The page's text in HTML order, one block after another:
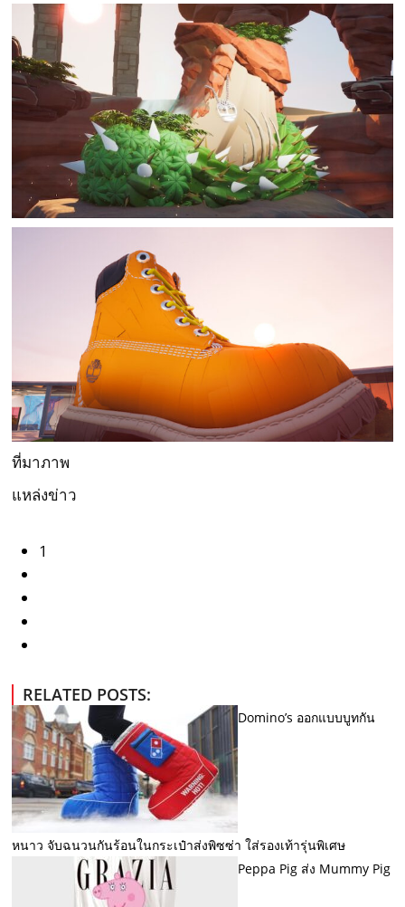
ที่มาภาพ
แหล่งข่าว
1
RELATED POSTS:
Domino’s ออกแบบบูทกัน
หนาว จับฉนวนกันร้อนในกระเป๋าส่งพิซซ่า ใส่รองเท้ารุ่นพิเศษ
Peppa Pig ส่ง Mummy Pig